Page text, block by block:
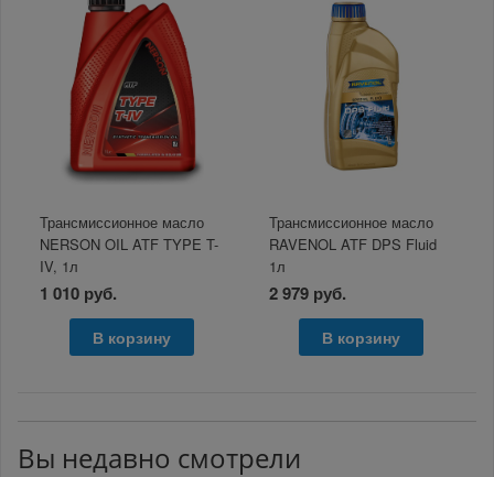
Трансмиссионное масло
NERSON OIL ATF TYPE T-
IV, 1л
1 010 руб.
В корзину
Трансмиссионное масло
RAVENOL ATF DPS Fluid
1л
2 979 руб.
В корзину
Вы недавно смотрели